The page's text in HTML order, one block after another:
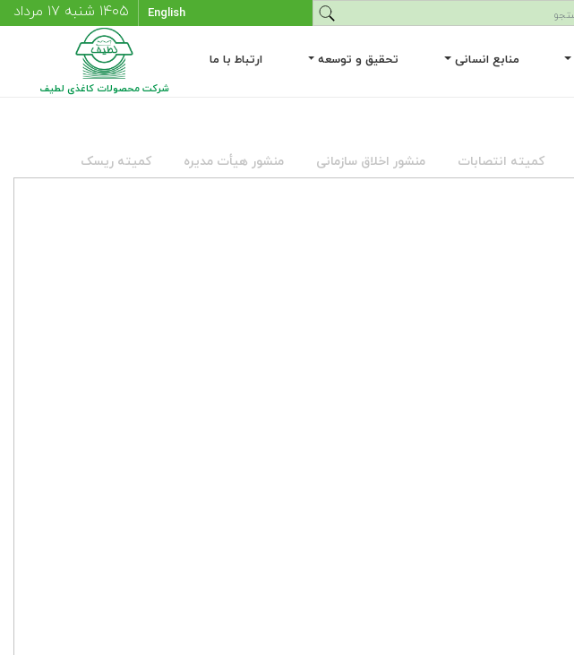
English ۱۴۰۵ شنبه ۱۷ مرداد
منابع انسانی تحقیق و توسعه ارتباط با ما
شرکت محصولات کاغذی لطیف
کمیته انتصابات منشور اخلاق سازمانی منشور هیأت مدیره کمیته ریسک